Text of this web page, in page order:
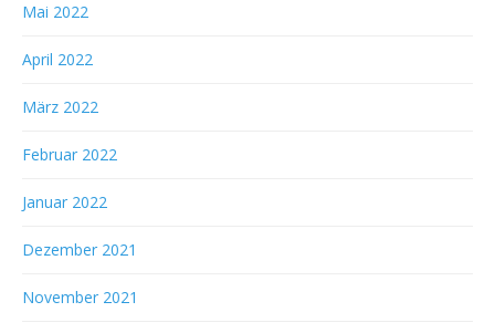
Mai 2022
April 2022
März 2022
Februar 2022
Januar 2022
Dezember 2021
November 2021